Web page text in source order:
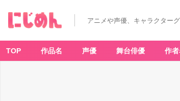
アニメや声優、キャラクター
TOP 作品名 声優 舞台俳優 作者